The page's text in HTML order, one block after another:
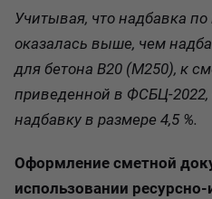
Учитывая, что надбавка
оказалась выше, чем
для бетона В20 (М250), к
приведенной в ФСБЦ-2022,
надбавку в размере 4,5 %.
Оформление сметной
использовании